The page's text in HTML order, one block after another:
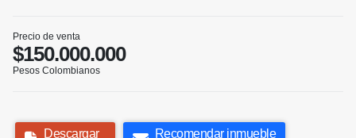
Precio de venta
$150.000.000
Pesos Colombianos
Descargar
Recomendar inmueble